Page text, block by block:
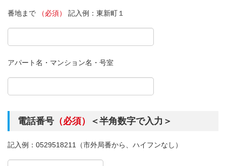
番地まで （必須） 記入例：東新町１
アパート名・マンション名・号室
電話番号 （必須） ＜半角数字で入力＞
記入例：0529518211（市外局番から、ハイフンなし）